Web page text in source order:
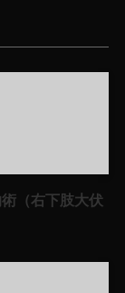
（右下肢大伏